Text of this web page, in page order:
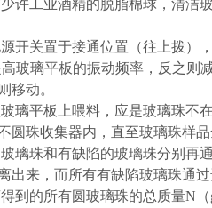
许工业酒精的脱脂棉球，清洁
开关置于接通位置（往上拨）
玻璃平板的振动频率，反之则
移动。
璃平板上喂料，应是玻璃珠不
圆珠收集器内，直至玻璃珠样品
璃珠和有缺陷的玻璃珠分别再
出来，而所有有缺陷玻璃珠通
到的所有圆玻璃珠的总质量N